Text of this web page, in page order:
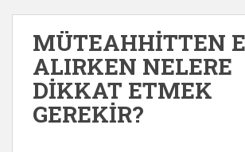
MÜTEAHHİTTEN
ALIRKEN NELERE
DİKKAT ETMEK
GEREKİR?